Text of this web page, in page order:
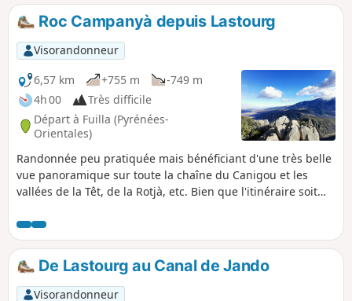
Roc Campanyà depuis Lastourg
Visorandonneur
6,57 km
+755 m
-749 m
4h 00
Très difficile
Départ à Fuilla (Pyrénées-
Orientales)
Randonnée peu pratiquée mais bénéficiant d'une très belle
vue panoramique sur toute la chaîne du Canigou et les
vallées de la Têt, de la Rotjà, etc. Bien que l'itinéraire soit
indispensable car le sentier n'est pas toujours évident. Par
ailleurs, quelques passages en pierrier sont assez pénibles.
De Lastourg au Canal de Jando
Visorandonneur